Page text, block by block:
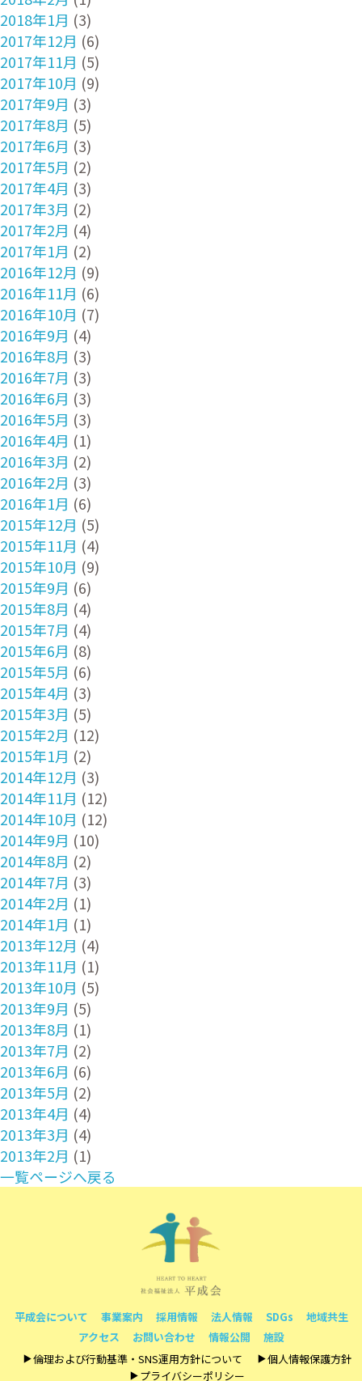
2018年1月 (3)
2017年12月 (6)
2017年11月 (5)
2017年10月 (9)
2017年9月 (3)
2017年8月 (5)
2017年6月 (3)
2017年5月 (2)
2017年4月 (3)
2017年3月 (2)
2017年2月 (4)
2017年1月 (2)
2016年12月 (9)
2016年11月 (6)
2016年10月 (7)
2016年9月 (4)
2016年8月 (3)
2016年7月 (3)
2016年6月 (3)
2016年5月 (3)
2016年4月 (1)
2016年3月 (2)
2016年2月 (3)
2016年1月 (6)
2015年12月 (5)
2015年11月 (4)
2015年10月 (9)
2015年9月 (6)
2015年8月 (4)
2015年7月 (4)
2015年6月 (8)
2015年5月 (6)
2015年4月 (3)
2015年3月 (5)
2015年2月 (12)
2015年1月 (2)
2014年12月 (3)
2014年11月 (12)
2014年10月 (12)
2014年9月 (10)
2014年8月 (2)
2014年7月 (3)
2014年2月 (1)
2014年1月 (1)
2013年12月 (4)
2013年11月 (1)
2013年10月 (5)
2013年9月 (5)
2013年8月 (1)
2013年7月 (2)
2013年6月 (6)
2013年5月 (2)
2013年4月 (4)
2013年3月 (4)
2013年2月 (1)
一覧ページへ戻る
平成会について 事業案内 採用情報 法人情報 SDGs
地域共生
アクセス
お問い合わせ 情報公開
施設
倫理および行動基準・SNS運用方針について
個人情報保護方針
プライバシーポリシー